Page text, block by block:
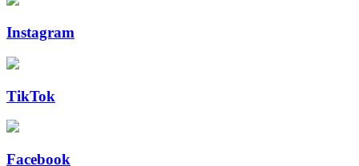
Instagram
TikTok
Facebook